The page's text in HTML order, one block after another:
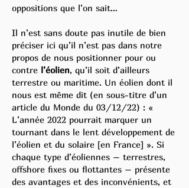
oppositions que l’on sait…
Il n’est sans doute pas inutile de bien
préciser ici qu’il n’est pas dans notre
propos de nous positionner pour ou
contre l’éolien, qu’il soit d’ailleurs
terrestre ou maritime. Un éolien dont il
nous est même dit (en sous-titre d’un
article du Monde du 03/12/22) : «
L’année 2022 pourrait marquer un
tournant dans le lent développement de
l’éolien et du solaire [en France] ». Si
chaque type d’éoliennes – terrestres,
offshore fixes ou flottantes – présente
des avantages et des inconvénients, et